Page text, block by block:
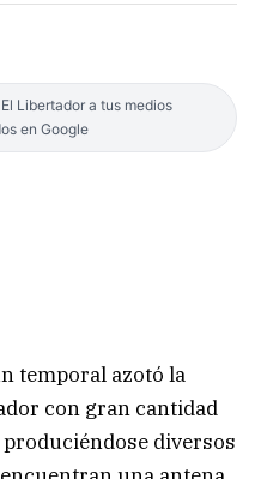
Libertador a tus medios
en Google
temporal azotó la
con gran cantidad
diversos